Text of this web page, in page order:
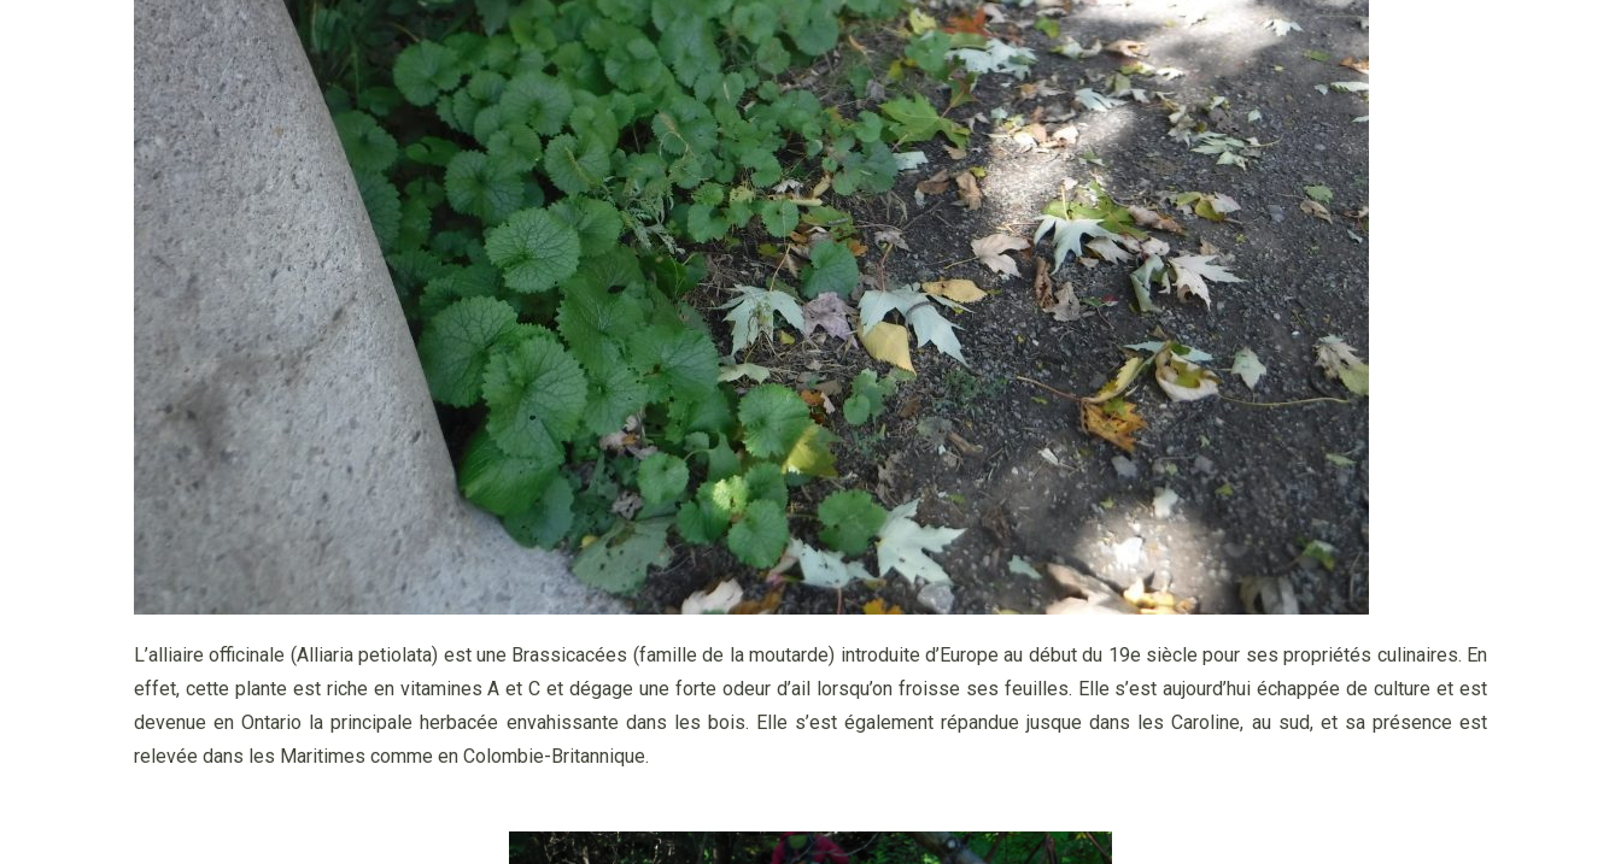
L’alliaire officinale (Alliaria petiolata) est une Brassicacées (famille de la moutarde) introduite d’Europe au début du 19e siècle pour ses propriétés culinaires. En
effet, cette plante est riche en vitamines A et C et dégage une forte odeur d’ail lorsqu’on froisse ses feuilles. Elle s’est aujourd’hui échappée de culture et est
devenue en Ontario la principale herbacée envahissante dans les bois. Elle s’est également répandue jusque dans les Caroline, au sud, et sa présence est
relevée dans les Maritimes comme en Colombie-Britannique.